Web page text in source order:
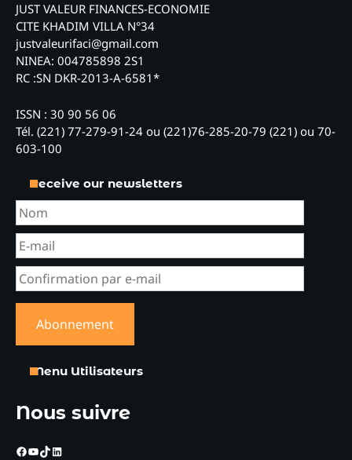
JUST VALEUR FINANCES-ECONOMIE
CITE KHADIM VILLA N°34
justvaleurifaci@gmail.com
NINEA: 004785898 2S1
RC :SN DKR-2013-A-6581*
ISSN : 30 90 56 06
Tél. (221) 77-279-91-24 ou (221)76-285-20-79 (221) ou 70-
603-100
Receive our newsletters
Menu Utilisateurs
Nous suivre
Facebook
YouTube
TikTok
LinkedIn